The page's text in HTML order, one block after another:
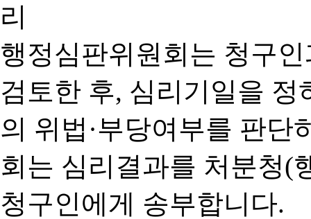
행정심판위원회는 청구
검토한 후, 심리기일을 정
의 위법·부당여부를 판단
회는 심리결과를 처분청(
청구인에게 송부합니다.